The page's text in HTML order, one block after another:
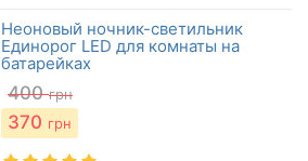
Неоновый ночник-светильник
Единорог LED для комнаты на
батарейках
400 грн
370 грн